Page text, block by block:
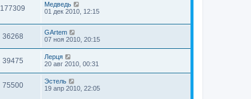
177309
Медведь
01 дек 2010, 12:15
36268
GArtem
07 ноя 2010, 20:15
39475
Лерця
20 авг 2010, 00:31
75500
Эстель
19 апр 2010, 22:05